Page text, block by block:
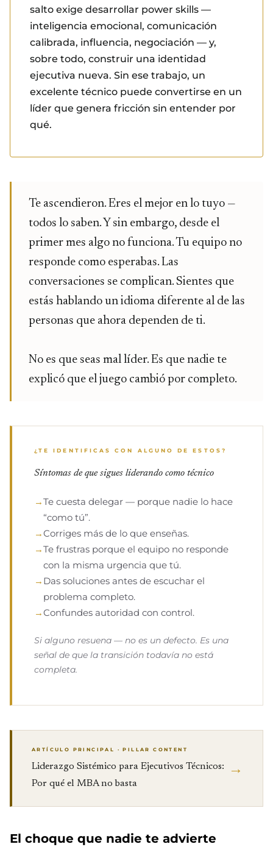
salto exige desarrollar power skills —
inteligencia emocional, comunicación
calibrada, influencia, negociación — y,
sobre todo, construir una identidad
ejecutiva nueva. Sin ese trabajo, un
excelente técnico puede convertirse en un
líder que genera fricción sin entender por
qué.
Te ascendieron. Eres el mejor en lo tuyo —
todos lo saben. Y sin embargo, desde el
primer mes algo no funciona. Tu equipo no
responde como esperabas. Las
conversaciones se complican. Sientes que
estás hablando un idioma diferente al de las
personas que ahora dependen de ti.
No es que seas mal líder. Es que nadie te
explicó que el juego cambió por completo.
¿TE IDENTIFICAS CON ALGUNO DE ESTOS?
Síntomas de que sigues liderando como técnico
→Te cuesta delegar — porque nadie lo hace
“como tú”.
→Corriges más de lo que enseñas.
→Te frustras porque el equipo no responde
con la misma urgencia que tú.
→ Das soluciones antes de escuchar el
problema completo.
→Confundes autoridad con control.
Si alguno resuena — no es un defecto. Es una
señal de que la transición todavía no está
completa.
ARTÍCULO PRINCIPAL · PILLAR CONTENT
Liderazgo Sistémico para Ejecutivos Técnicos:
Por qué el MBA no basta
→
El choque que nadie te advierte